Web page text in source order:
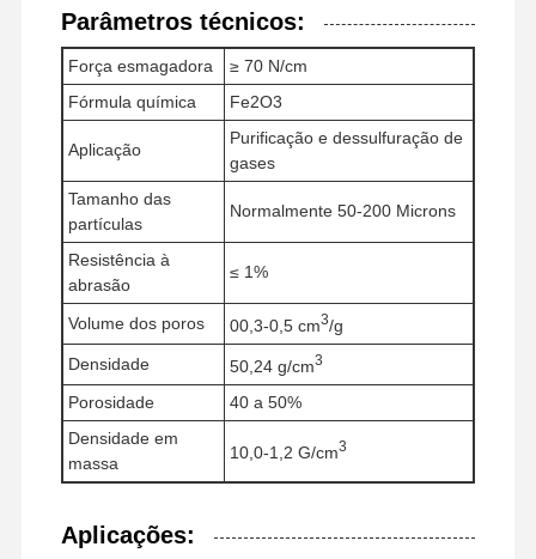
Parâmetros técnicos:
Força esmagadora
≥ 70 N/cm
Fórmula química
Fe2O3
Aplicação
Purificação e dessulfuração de
gases
Tamanho das
partículas
Normalmente 50-200 Microns
Resistência à
abrasão
≤ 1%
Volume dos poros 00,3-0,5 cm3/g
Densidade 50,24 g/cm3
Porosidade
40 a 50%
Densidade em
massa
10,0-1,2 G/cm3
Aplicações: